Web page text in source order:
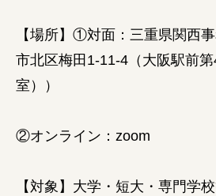
【場所】①対面：三重県関西
市北区梅田1-11-4（大阪駅前
室））
②オンライン：zoom
【対象】大学・短大・専門学